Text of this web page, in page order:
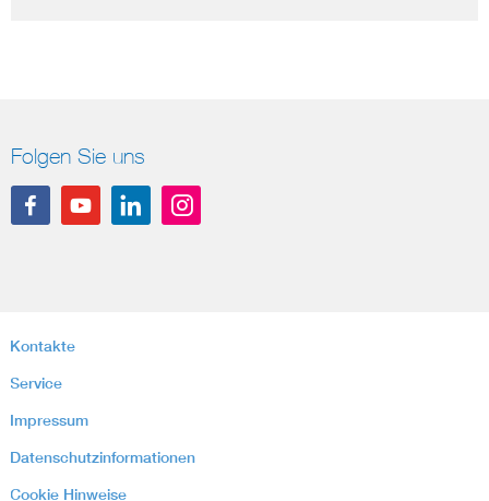
Folgen Sie uns
Kontakte
Service
Impressum
Datenschutzinformationen
Cookie Hinweise